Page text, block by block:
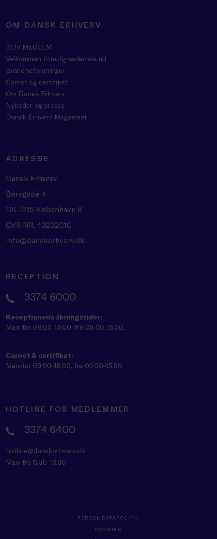
OM DANSK ERHVERV
BLIV MEDLEM
Velkommen til mulighedernes tid
Brancheforeninger
Carnet og certifikat
Om Dansk Erhverv
Nyheder og presse
Dansk Erhverv Magasinet
ADRESSE
Dansk Erhverv
Børsgade 4
DK-1215 København K
CVR NR. 43232010
info@danskerhverv.dk
RECEPTION
3374 6000
Receptionens åbningstider:
Man-tor 08:00-16:00, fre 08:00-15:30.
Carnet & certifikat:
Man-tor 09:00-16:00, fre 09:00-15:30.
HOTLINE FOR MEDLEMMER
3374 6400
hotline@danskerhverv.dk
Man-fre 8:30-16:30
PERSONDATAPOLITIK
COOKIES